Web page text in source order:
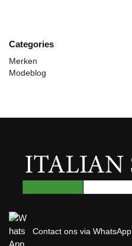
Categories
Merken
Modeblog
Contact ons via WhatsApp